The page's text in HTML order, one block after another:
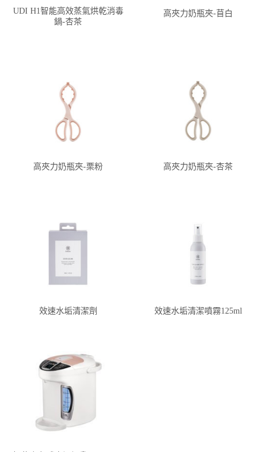
UDI H1智能高效蒸氣烘乾消毒
鍋-杏茶
高夾力奶瓶夾-苜白
高夾力奶瓶夾-栗粉 高夾力奶瓶夾-杏茶
效速水垢清潔劑 效速水垢清潔噴霧125ml